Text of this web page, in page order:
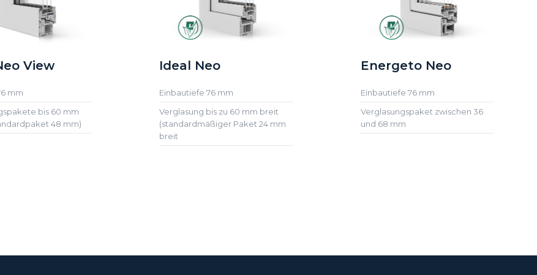
View
mm
bis 60 mm
48 mm)
Ideal Neo
Einbautiefe 76 mm
Verglasung bis zu 60 mm breit
(standardmäßiger Paket 24 mm
breit
Energeto Neo
Einbautiefe 76 mm
Verglasungspaket zwischen 36
und 68 mm